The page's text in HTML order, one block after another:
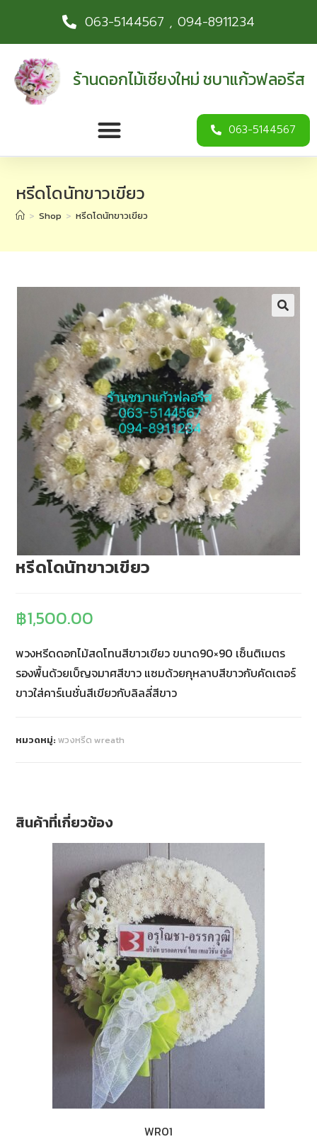
063-5144567 , 094-8911234
ร้านดอกไม้เชียงใหม่ ชบาแก้วฟลอรีส
063-5144567
หรีดโดนัทขาวเขียว
> Shop > หรีดโดนัทขาวเขียว
หรีดโดนัทขาวเขียว
฿1,500.00
พวงหรีดดอกไม้สดโทนสีขาวเขียว ขนาด90×90 เซ็นติเมตร
รองพื้นด้วยเบ็ญจมาศสีขาว แซมด้วยกุหลาบสีขาวกับคัดเตอร์
ขาวใส่คาร์เนชั่นสีเขียวกับลิลลี่สีขาว
หมวดหมู่:พวงหรีด wreath
สินค้าที่เกี่ยวข้อง
WR01